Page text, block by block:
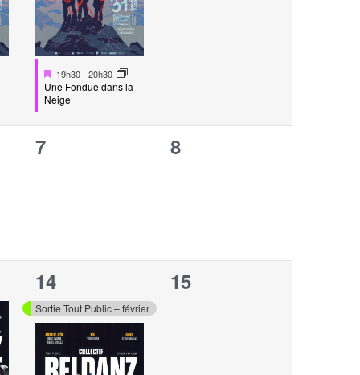
Mis
en
avant
19h30-20h30
Une Fondue dans la
Neige
0
7
0
8
3
évènements,
14
Sortie Tout Public – février
0
15